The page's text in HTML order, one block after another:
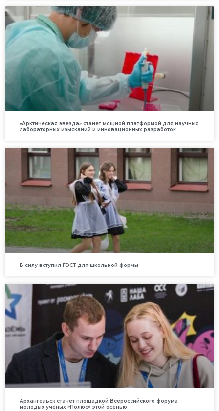
«Арктическая звезда» станет мощной платформой для научных
лабораторных изысканий и инновационных разработок
В силу вступил ГОСТ для школьной формы
Архангельск станет площадкой Всероссийского форума
молодых учёных «Полюс» этой осенью